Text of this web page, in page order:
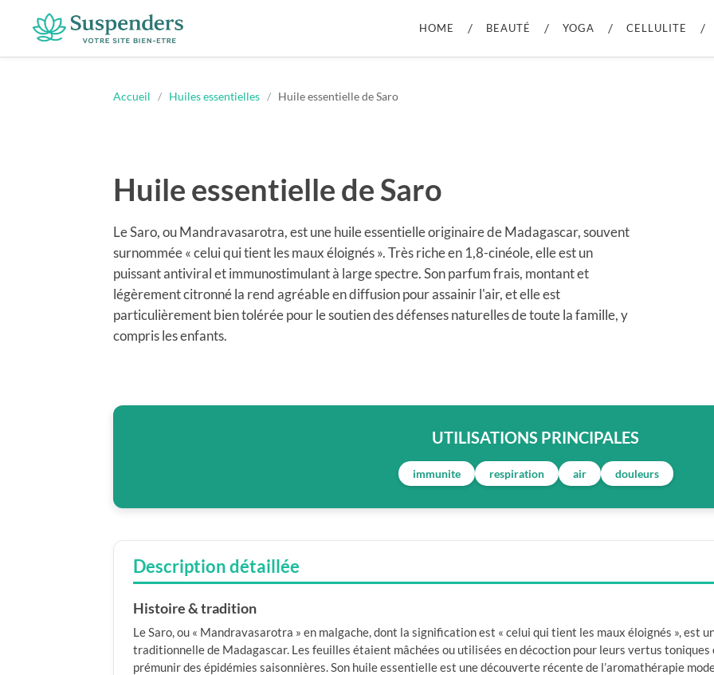
HOME BEAUTÉ YOGA CELLULITE
Accueil / Huiles essentielles / Huile essentielle de Saro
Huile essentielle de Saro
Le Saro, ou Mandravasarotra, est une huile essentielle originaire de Madagascar, souvent
surnommée « celui qui tient les maux éloignés ». Très riche en 1,8-cinéole, elle est un
puissant antiviral et immunostimulant à large spectre. Son parfum frais, montant et
légèrement citronné la rend agréable en diffusion pour assainir l'air, et elle est
particulièrement bien tolérée pour le soutien des défenses naturelles de toute la famille, y
compris les enfants.
UTILISATIONS PRINCIPALES
immunite respiration air douleurs
Description détaillée
Histoire & tradition
Le Saro, ou « Mandravasarotra » en malgache, dont la signification est « celui qui tient les maux éloignés », est
traditionnelle de Madagascar. Les feuilles étaient mâchées ou utilisées en décoction pour leurs vertus
prémunir des épidémies saisonnières. Son huile essentielle est une découverte récente de l’aromathérapie